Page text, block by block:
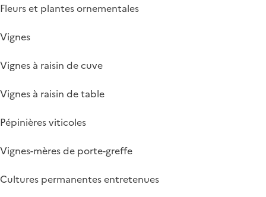
Fleurs et plantes ornementales
Vignes
Vignes à raisin de cuve
Vignes à raisin de table
Pépinières viticoles
Vignes-mères de porte-greffe
Cultures permanentes entretenues